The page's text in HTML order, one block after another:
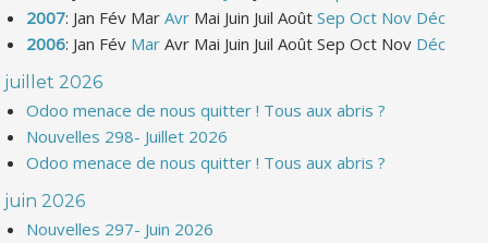
2007: Jan Fév Mar Avr Mai Juin Juil Août Sep Oct Nov Déc
2006: Jan Fév Mar Avr Mai Juin Juil Août Sep Oct Nov Déc
juillet 2026
Odoo menace de nous quitter ! Tous aux abris ?
Nouvelles 298- Juillet 2026
Odoo menace de nous quitter ! Tous aux abris ?
juin 2026
Nouvelles 297- Juin 2026